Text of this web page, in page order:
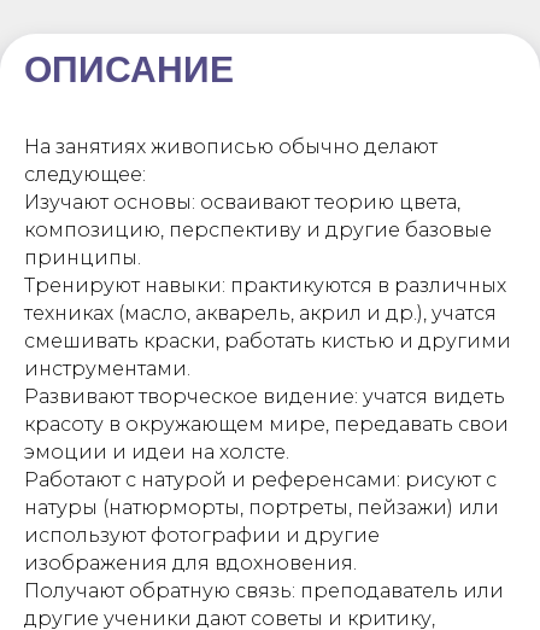
ОПИСАНИЕ
На занятиях живописью обычно делают
следующее:
Изучают основы: осваивают теорию цвета,
композицию, перспективу и другие базовые
принципы.
Тренируют навыки: практикуются в различных
техниках (масло, акварель, акрил и др.), учатся
смешивать краски, работать кистью и другими
инструментами.
Развивают творческое видение: учатся видеть
красоту в окружающем мире, передавать свои
эмоции и идеи на холсте.
Работают с натурой и референсами: рисуют с
натуры (натюрморты, портреты, пейзажи) или
используют фотографии и другие
изображения для вдохновения.
Получают обратную связь: преподаватель или
другие ученики дают советы и критику,